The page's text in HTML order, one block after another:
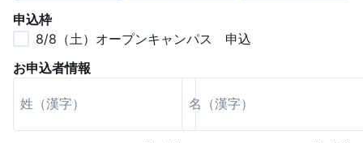
申込枠
8/8（土）オープンキャンパス 申込
お申込者情報